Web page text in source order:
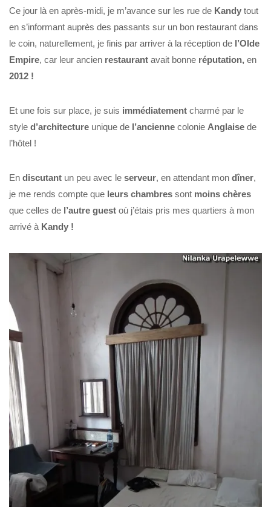
Ce jour là en après-midi, je m’avance sur les rue de Kandy tout
en s’informant auprès des passants sur un bon restaurant dans
le coin, naturellement, je finis par arriver à la réception de l’Olde
Empire, car leur ancien restaurant avait bonne réputation, en
2012 !
Et une fois sur place, je suis immédiatement charmé par le
style d’architecture unique de l’ancienne colonie Anglaise de
l’hôtel !
En discutant un peu avec le serveur, en attendant mon dîner,
je me rends compte que leurs chambres sont moins chères
que celles de l’autre guest où j’étais pris mes quartiers à mon
arrivé à Kandy !